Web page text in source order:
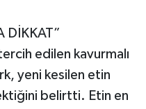
DİKKAT”
edilen kavurmalı
yeni kesilen etin
belirtti. Etin en